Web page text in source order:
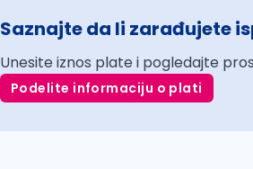
Saznajte da li zarađujete
Unesite iznos plate i pogledajte
Podelite informaciju o plati